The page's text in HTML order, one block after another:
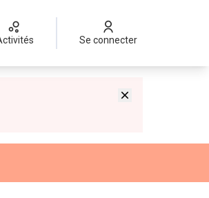
Activités Se connecter